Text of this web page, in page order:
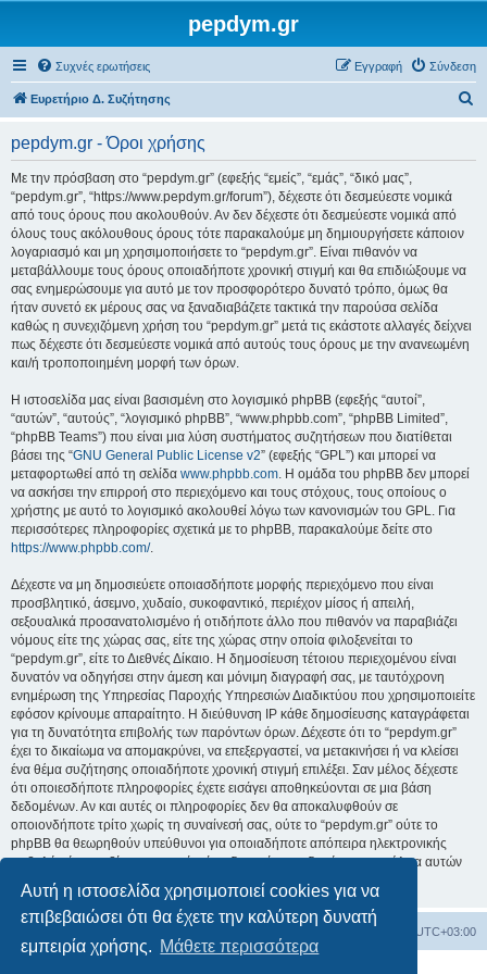
Αυτή η ιστοσελίδα χρησιμοποιεί cookies για να
επιβεβαιώσει ότι θα έχετε την καλύτερη δυνατή
εμπειρία χρήσης. Μάθετε περισσότερα
pepdym.gr
Συχνές ερωτήσεις Σύνδεση
Εγγραφή
Ευρετήριο Δ. Συζήτησης
pepdym.gr - Όροι χρήσης
Με την πρόσβαση στο “pepdym.gr” (εφεξής “εμείς”, “εμάς”, “δικό μας”,
“pepdym.gr”, “https://www.pepdym.gr/forum”), δέχεστε ότι δεσμεύεστε νομικά
από τους όρους που ακολουθούν. Αν δεν δέχεστε ότι δεσμεύεστε νομικά από
όλους τους ακόλουθους όρους τότε παρακαλούμε μη δημιουργήσετε κάποιον
λογαριασμό και μη χρησιμοποιήσετε το “pepdym.gr”. Είναι πιθανόν να
μεταβάλλουμε τους όρους οποιαδήποτε χρονική στιγμή και θα επιδιώξουμε να
σας ενημερώσουμε για αυτό με τον προσφορότερο δυνατό τρόπο, όμως θα
ήταν συνετό εκ μέρους σας να ξαναδιαβάζετε τακτικά την παρούσα σελίδα
καθώς η συνεχιζόμενη χρήση του “pepdym.gr” μετά τις εκάστοτε αλλαγές δείχνει
πως δέχεστε ότι δεσμεύεστε νομικά από αυτούς τους όρους με την ανανεωμένη
και/ή τροποποιημένη μορφή των όρων.
Η ιστοσελίδα μας είναι βασισμένη στο λογισμικό phpBB (εφεξής “αυτοί”,
“αυτών”, “αυτούς”, “λογισμικό phpBB”, “www.phpbb.com”, “phpBB Limited”,
“phpBB Teams”) που είναι μια λύση συστήματος συζητήσεων που διατίθεται
βάσει της “GNU General Public License v2” (εφεξής “GPL”) και μπορεί να
μεταφορτωθεί από τη σελίδα www.phpbb.com. Η ομάδα του phpBB δεν μπορεί
να ασκήσει την επιρροή στο περιεχόμενο και τους στόχους, τους οποίους ο
χρήστης με αυτό το λογισμικό ακολουθεί λόγω των κανονισμών του GPL. Για
περισσότερες πληροφορίες σχετικά με το phpBB, παρακαλούμε δείτε στο
https://www.phpbb.com/.
Δέχεστε να μη δημοσιεύετε οποιασδήποτε μορφής περιεχόμενο που είναι
προσβλητικό, άσεμνο, χυδαίο, συκοφαντικό, περιέχον μίσος ή απειλή,
σεξουαλικά προσανατολισμένο ή οτιδήποτε άλλο που πιθανόν να παραβιάζει
νόμους είτε της χώρας σας, είτε της χώρας στην οποία φιλοξενείται το
“pepdym.gr”, είτε το Διεθνές Δίκαιο. Η δημοσίευση τέτοιου περιεχομένου είναι
δυνατόν να οδηγήσει στην άμεση και μόνιμη διαγραφή σας, με ταυτόχρονη
ενημέρωση της Υπηρεσίας Παροχής Υπηρεσιών Διαδικτύου που χρησιμοποιείτε
εφόσον κρίνουμε απαραίτητο. Η διεύθυνση IP κάθε δημοσίευσης καταγράφεται
για τη δυνατότητα επιβολής των παρόντων όρων. Δέχεστε ότι το “pepdym.gr”
έχει το δικαίωμα να απομακρύνει, να επεξεργαστεί, να μετακινήσει ή να κλείσει
ένα θέμα συζήτησης οποιαδήποτε χρονική στιγμή επιλέξει. Σαν μέλος δέχεστε
ότι οποιεσδήποτε πληροφορίες έχετε εισάγει αποθηκεύονται σε μια βάση
δεδομένων. Αν και αυτές οι πληροφορίες δεν θα αποκαλυφθούν σε
οποιονδήποτε τρίτο χωρίς τη συναίνεσή σας, ούτε το “pepdym.gr” ούτε το
phpBB θα θεωρηθούν υπεύθυνοι για οποιαδήποτε απόπειρα ηλεκτρονικής
εισβολής ή παραβίασης η οποία είναι δυνατόν να οδηγήσει σε απώλεια αυτών
των δεδομένων.
UTC+03:00